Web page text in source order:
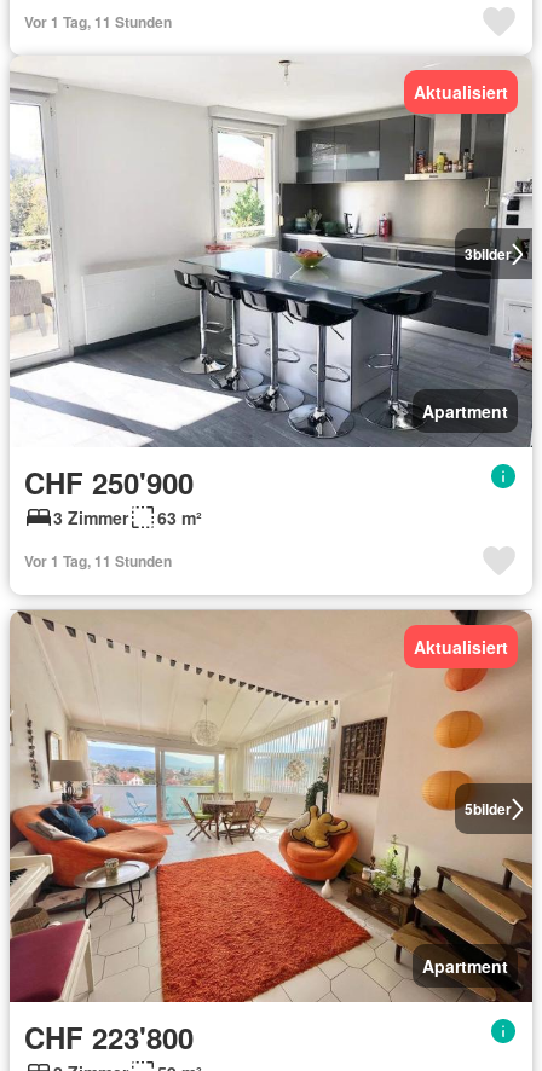
Vor 1 Tag, 11 Stunden
3bilder
Aktualisiert
Apartment
CHF 250'900
3 Zimmer 63 m²
Vor 1 Tag, 11 Stunden
5bilder
Aktualisiert
Apartment
CHF 223'800